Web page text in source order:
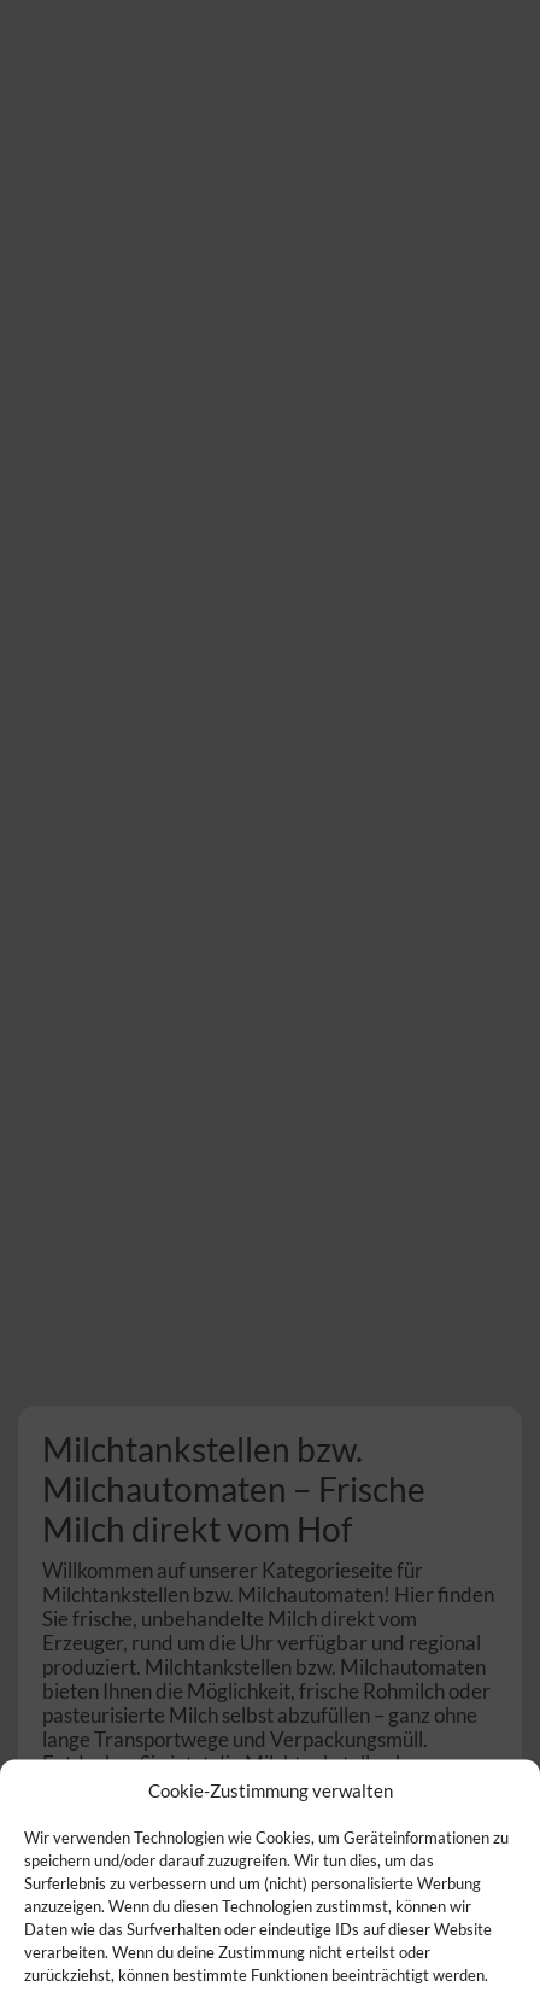
Cookie-Zustimmung verwalten
Wir verwenden Technologien wie Cookies, um Geräteinformationen zu
speichern und/oder darauf zuzugreifen. Wir tun dies, um das
Surferlebnis zu verbessern und um (nicht) personalisierte Werbung
anzuzeigen. Wenn du diesen Technologien zustimmst, können wir
Daten wie das Surfverhalten oder eindeutige IDs auf dieser Website
verarbeiten. Wenn du deine Zustimmung nicht erteilst oder
zurückziehst, können bestimmte Funktionen beeinträchtigt werden.
Milchtankstellen bzw.
Milchautomaten – Frische
Milch direkt vom Hof
Willkommen auf unserer Kategorieseite für
Milchtankstellen bzw. Milchautomaten! Hier finden
Sie frische, unbehandelte Milch direkt vom
Erzeuger, rund um die Uhr verfügbar und regional
produziert. Milchtankstellen bzw. Milchautomaten
bieten Ihnen die Möglichkeit, frische Rohmilch oder
pasteurisierte Milch selbst abzufüllen – ganz ohne
lange Transportwege und Verpackungsmüll.
Entdecken Sie jetzt die Milchtankstellen bzw.
Milchautomaten in Ihrer Nähe und genießen Sie
Qualität.
Was ist eine Milchtankstelle /
Milchautomat?
Eine Milchtankstelle (oder auch Milchautomat) ist